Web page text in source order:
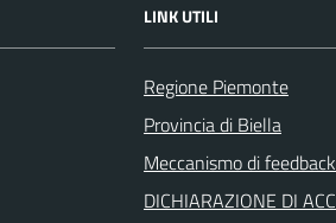
LINK UTILI
Regione Piemonte
Provincia di Biella
Meccanismo di
DICHIARAZIONE DI